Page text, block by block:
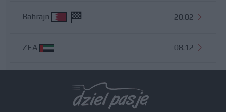
Bahrajn 20.02
ZEA 08.12